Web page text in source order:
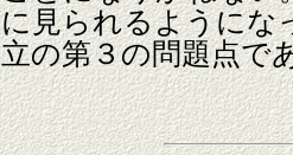
に見られるようにな
立の第３の問題点で